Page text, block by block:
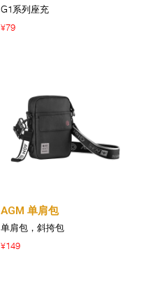
G1系列座充
¥79
AGM 单肩包
单肩包，斜挎包
¥149